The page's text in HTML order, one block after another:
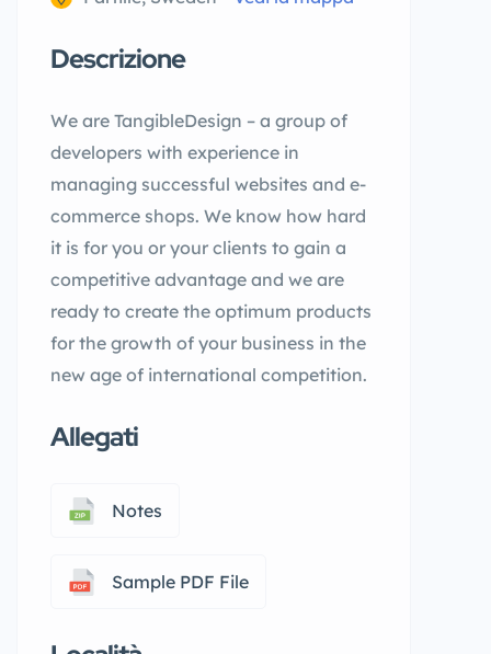
Descrizione
We are TangibleDesign – a group of
developers with experience in
managing successful websites and e-
commerce shops. We know how hard
it is for you or your clients to gain a
competitive advantage and we are
ready to create the optimum products
for the growth of your business in the
new age of international competition.
Allegati
Notes
Sample PDF File